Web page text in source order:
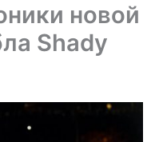
новой
Shady